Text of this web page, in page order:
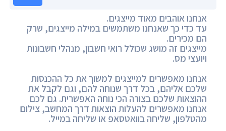
אנחנו אוהבים מאוד מייצגים.
עד כדי כך שאנחנו משתמשים במילה מייצגים, שרק
הם מכירים.
מייצגים זה מושג שכולל רואי חשבון, מנהלי חשבונות
ויועצי מס.
אנחנו מאפשרים למייצגים למשוך את כל ההכנסות
שלכם אליהם, בכל דרך שנוחה להם, וגם לקבל את
ההוצאות שלכם בצורה הכי נוחה האפשרית. גם לכם
אנחנו מאפשרים להעלות הוצאות דרך המחשב, צילום
מהטלפון, שליחה בוואטסאפ או שליחה במייל.